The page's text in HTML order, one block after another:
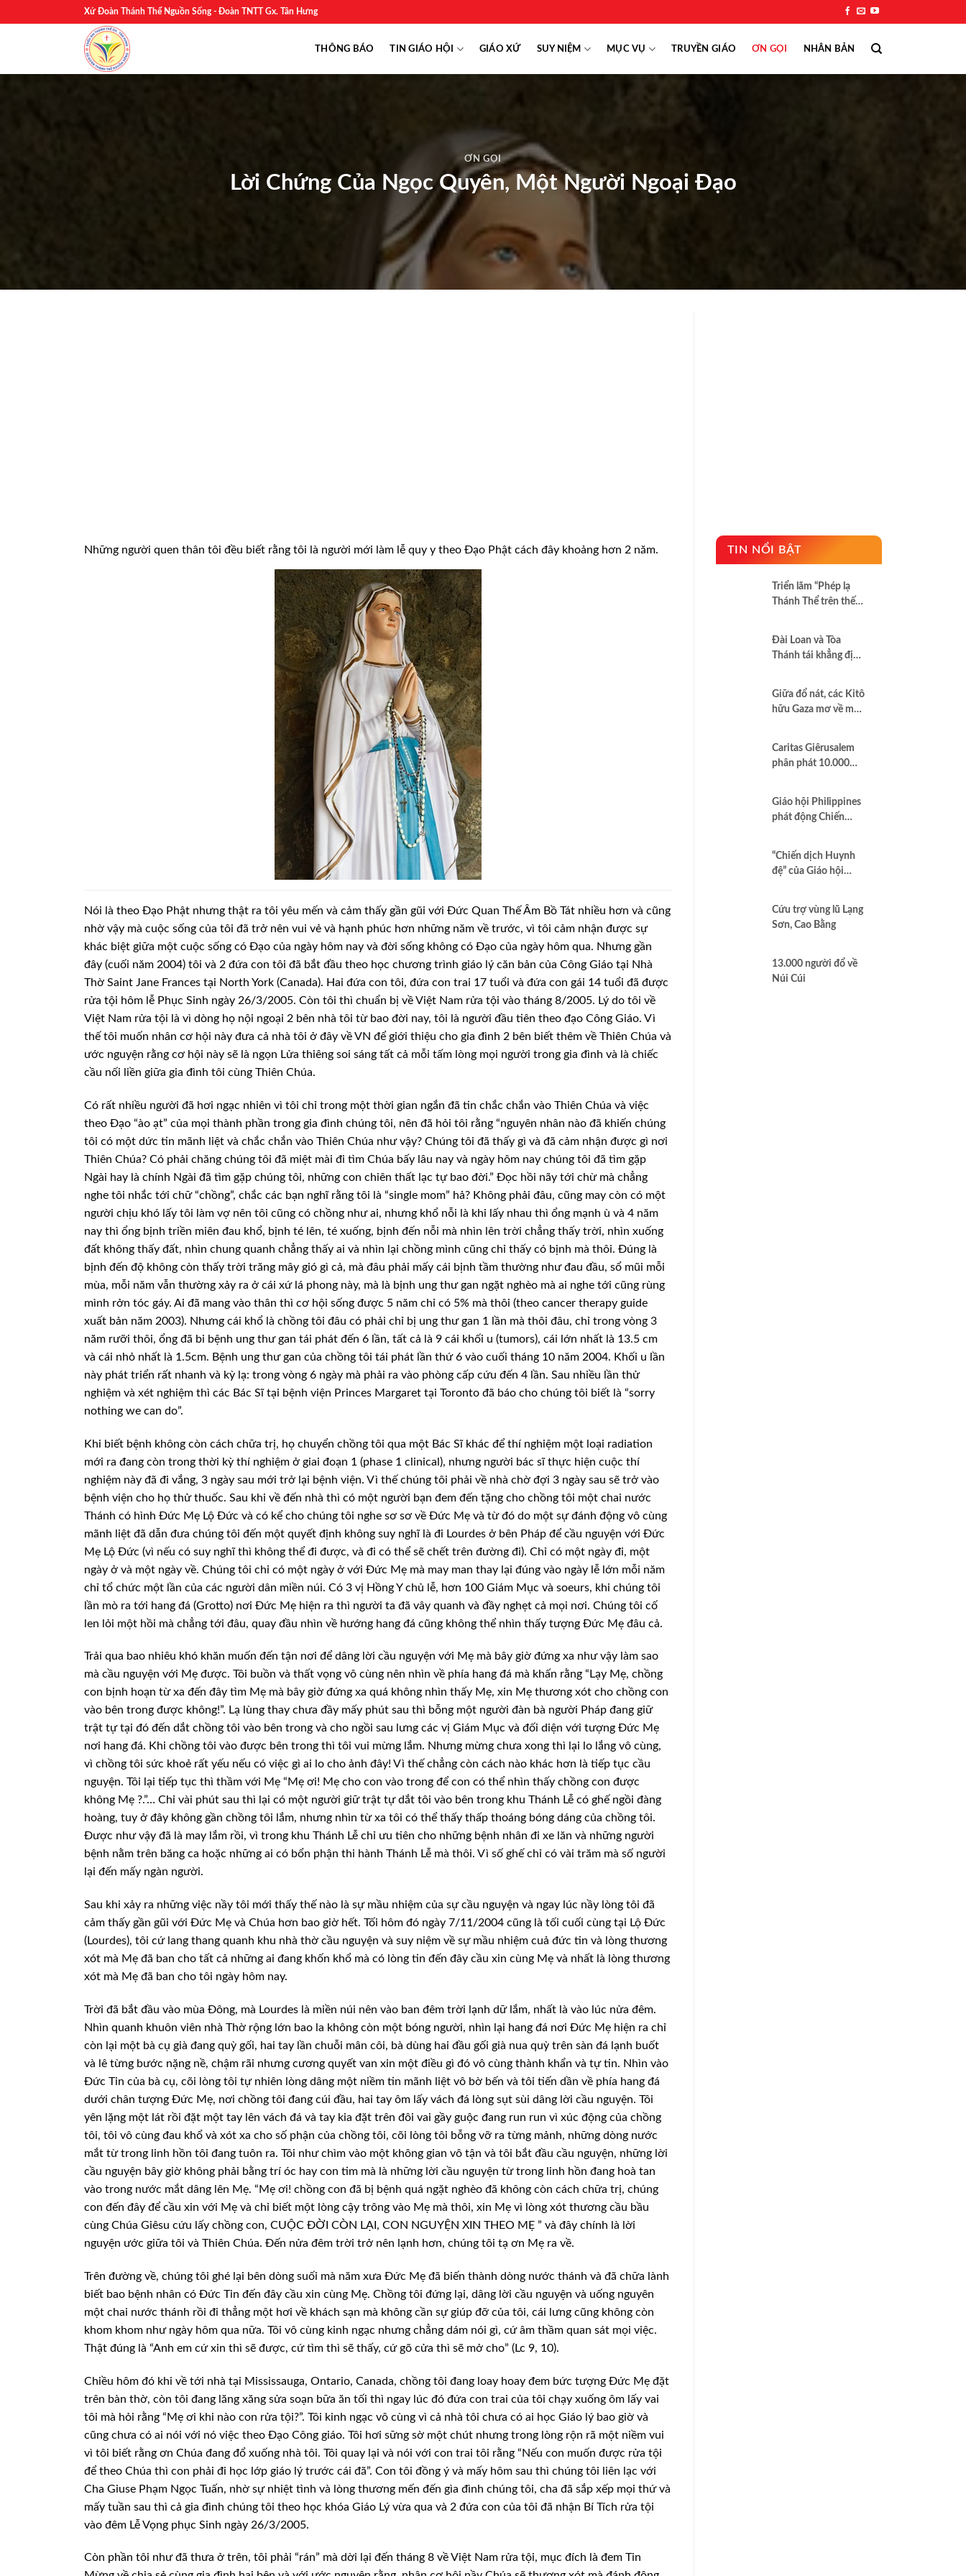
to
Xứ Đoàn Thánh Thể Nguồn Sống - Đoàn TNTT Gx. Tân Hưng
THÔNG BÁO TIN GIÁO HỘI GIÁO XỨ SUY NIỆM MỤC VỤ TRUYỀN GIÁO ƠN GỌI NHÂN BẢN
ƠN GỌI
Lời Chứng Của Ngọc Quyên, Một Người Ngoại Đạo
Những người quen thân tôi đều biết rằng tôi là người mới làm lễ quy y theo Đạo Phật cách đây khoảng hơn 2 năm.
Nói là theo Đạo Phật nhưng thật ra tôi yêu mến và cảm thấy gần gũi với Đức Quan Thế Âm Bồ Tát nhiều hơn và cũng
nhờ vậy mà cuộc sống của tôi đã trở nên vui vẻ và hạnh phúc hơn những năm về trước, vì tôi cảm nhận được sự
khác biệt giữa một cuộc sống có Đạo của ngày hôm nay và đời sống không có Đạo của ngày hôm qua. Nhưng gần
đây (cuối năm 2004) tôi và 2 đứa con tôi đã bắt đầu theo học chương trình giáo lý căn bản của Công Giáo tại Nhà
Thờ Saint Jane Frances tại North York (Canada). Hai đứa con tôi, đứa con trai 17 tuổi và đứa con gái 14 tuổi đã được
rửa tội hôm lễ Phục Sinh ngày 26/3/2005. Còn tôi thì chuẩn bị về Việt Nam rửa tội vào tháng 8/2005. Lý do tôi về
Việt Nam rửa tội là vì dòng họ nội ngoại 2 bên nhà tôi từ bao đời nay, tôi là người đầu tiên theo đạo Công Giáo. Vì
thế tôi muốn nhân cơ hội này đưa cả nhà tôi ở đây về VN để giới thiệu cho gia đình 2 bên biết thêm về Thiên Chúa và
ước nguyện rằng cơ hội này sẽ là ngọn Lửa thiêng soi sáng tất cả mỗi tấm lòng mọi người trong gia đình và là chiếc
cầu nối liền giữa gia đình tôi cùng Thiên Chúa.
Có rất nhiều người đã hơi ngạc nhiên vì tôi chỉ trong một thời gian ngắn đã tin chắc chắn vào Thiên Chúa và việc
theo Đạo “ào ạt” của mọi thành phần trong gia đình chúng tôi, nên đã hỏi tôi rằng “nguyên nhân nào đã khiến chúng
tôi có một dức tin mãnh liệt và chắc chắn vào Thiên Chúa như vậy? Chúng tôi đã thấy gì và đã cảm nhận được gì nơi
Thiên Chúa? Có phải chăng chúng tôi đã miệt mài đi tìm Chúa bấy lâu nay và ngày hôm nay chúng tôi đã tìm gặp
Ngài hay là chính Ngài đã tìm gặp chúng tôi, những con chiên thất lạc tự bao đời.” Đọc hồi nãy tới chừ mà chẳng
nghe tôi nhắc tới chữ “chồng”, chắc các bạn nghĩ rằng tôi là “single mom” hả? Không phải đâu, cũng may còn có một
người chịu khó lấy tôi làm vợ nên tôi cũng có chồng như ai, nhưng khổ nỗi là khi lấy nhau thì ổng mạnh ù và 4 năm
nay thì ổng bịnh triền miên đau khổ, bịnh té lên, té xuống, bịnh đến nỗi mà nhìn lên trời chẳng thấy trời, nhìn xuống
đất không thấy đất, nhìn chung quanh chẳng thấy ai và nhìn lại chồng mình cũng chỉ thấy có bịnh mà thôi. Đúng là
bịnh đến độ không còn thấy trời trăng mây gió gì cả, mà đâu phải mấy cái bịnh tầm thường như đau đầu, sổ mũi mỗi
mùa, mỗi năm vẫn thường xảy ra ở cái xứ lá phong này, mà là bịnh ung thư gan ngặt nghèo mà ai nghe tới cũng rùng
mình rởn tóc gáy. Ai đã mang vào thân thì cơ hội sống được 5 năm chỉ có 5% mà thôi (theo cancer therapy guide
xuất bản năm 2003). Nhưng cái khổ là chồng tôi đâu có phải chỉ bị ung thư gan 1 lần mà thôi đâu, chỉ trong vòng 3
năm rưỡi thôi, ổng đã bi bệnh ung thư gan tái phát đến 6 lần, tất cả là 9 cái khối u (tumors), cái lớn nhất là 13.5 cm
và cái nhỏ nhất là 1.5cm. Bệnh ung thư gan của chồng tôi tái phát lần thứ 6 vào cuối tháng 10 năm 2004. Khối u lần
này phát triển rất nhanh và kỳ lạ: trong vòng 6 ngày mà phải ra vào phòng cấp cứu đến 4 lần. Sau nhiều lần thử
nghiệm và xét nghiệm thì các Bác Sĩ tại bệnh viện Princes Margaret tại Toronto đã báo cho chúng tôi biết là “sorry
nothing we can do”.
Khi biết bệnh không còn cách chữa trị, họ chuyển chồng tôi qua một Bác Sĩ khác để thí nghiệm một loại radiation
mới ra đang còn trong thời kỳ thí nghiệm ở giai đoạn 1 (phase 1 clinical), nhưng người bác sĩ thực hiện cuộc thí
nghiệm này đã đi vắng, 3 ngày sau mới trở lại bệnh viện. Vì thế chúng tôi phải về nhà chờ đợi 3 ngày sau sẽ trở vào
bệnh viện cho họ thử thuốc. Sau khi về đến nhà thì có một người bạn đem đến tặng cho chồng tôi một chai nước
Thánh có hình Đức Mẹ Lộ Đức và có kể cho chúng tôi nghe sơ sơ về Đức Mẹ và từ đó do một sự đánh động vô cùng
mãnh liệt đã dẫn đưa chúng tôi đến một quyết định không suy nghĩ là đi Lourdes ở bên Pháp để cầu nguyện với Đức
Mẹ Lộ Đức (vì nếu có suy nghĩ thì không thể đi được, và đi có thể sẽ chết trên đường đi). Chỉ có một ngày đi, một
ngày ở và một ngày về. Chúng tôi chỉ có một ngày ở với Đức Mẹ mà may man thay lại đúng vào ngày lễ lớn mỗi năm
chỉ tổ chức một lần của các người dân miền núi. Có 3 vị Hồng Y chủ lễ, hơn 100 Giám Mục và soeurs, khi chúng tôi
lần mò ra tới hang đá (Grotto) nơi Đức Mẹ hiện ra thì người ta đã vây quanh và đầy nghẹt cả mọi nơi. Chúng tôi cố
len lỏi một hồi mà chẳng tới đâu, quay đầu nhìn về hướng hang đá cũng không thể nhìn thấy tượng Đức Mẹ đâu cả.
Trải qua bao nhiêu khó khăn muốn đến tận nơi để dâng lời cầu nguyện với Mẹ mà bây giờ đứng xa như vậy làm sao
mà cầu nguyện với Mẹ được. Tôi buồn và thất vọng vô cùng nên nhìn về phía hang đá mà khấn rằng “Lạy Mẹ, chồng
con bịnh hoạn từ xa đến đây tìm Mẹ mà bây giờ đứng xa quá không nhìn thấy Mẹ, xin Mẹ thương xót cho chồng con
vào bên trong được không!”. Lạ lùng thay chưa đầy mấy phút sau thì bỗng một người đàn bà người Pháp đang giữ
trật tự tại đó đến dắt chồng tôi vào bên trong và cho ngồi sau lưng các vị Giám Mục và đối diện với tượng Đức Mẹ
nơi hang đá. Khi chồng tôi vào được bên trong thì tôi vui mừng lắm. Nhưng mừng chưa xong thì lại lo lắng vô cùng,
vì chồng tôi sức khoẻ rất yếu nếu có việc gì ai lo cho ảnh đây! Vì thế chẳng còn cách nào khác hơn là tiếp tục cầu
nguyện. Tôi lại tiếp tục thì thầm với Mẹ “Mẹ ơi! Mẹ cho con vào trong để con có thể nhìn thấy chồng con được
không Mẹ ?.”… Chỉ vài phút sau thì lại có một người giữ trật tự dắt tôi vào bên trong khu Thánh Lễ có ghế ngồi đàng
hoàng, tuy ở đây không gần chồng tôi lắm, nhưng nhìn từ xa tôi có thể thấy thấp thoáng bóng dáng của chồng tôi.
Được như vậy đã là may lắm rồi, vì trong khu Thánh Lễ chỉ ưu tiên cho những bệnh nhân đi xe lăn và những người
bệnh nằm trên băng ca hoặc những ai có bổn phận thi hành Thánh Lễ mà thôi. Vì số ghế chỉ có vài trăm mà số người
lại đến mấy ngàn người.
Sau khi xảy ra những việc nầy tôi mới thấy thế nào là sự mầu nhiệm của sự cầu nguyện và ngay lúc nầy lòng tôi đã
cảm thấy gần gũi với Đức Mẹ và Chúa hơn bao giờ hết. Tối hôm đó ngày 7/11/2004 cũng là tối cuối cùng tại Lộ Đức
(Lourdes), tôi cứ lang thang quanh khu nhà thờ cầu nguyện và suy niệm về sự mầu nhiệm cuả đức tin và lòng thương
xót mà Mẹ đã ban cho tất cả những ai đang khốn khổ mà có lòng tin đến đây cầu xin cùng Mẹ và nhất là lòng thương
xót mà Mẹ đã ban cho tôi ngày hôm nay.
Trời đã bắt đầu vào mùa Đông, mà Lourdes là miền núi nên vào ban đêm trời lạnh dữ lắm, nhất là vào lúc nửa đêm.
Nhìn quanh khuôn viên nhà Thờ rộng lớn bao la không còn một bóng người, nhìn lại hang đá nơi Đức Mẹ hiện ra chỉ
còn lại một bà cụ già đang quỳ gối, hai tay lần chuỗi mân côi, bà dùng hai đầu gối già nua quỳ trên sàn đá lạnh buốt
và lê từng bước nặng nề, chậm rãi nhưng cương quyết van xin một điều gì đó vô cùng thành khẩn và tự tin. Nhìn vào
Đức Tin của bà cụ, cõi lòng tôi tự nhiên lòng dâng một niềm tin mãnh liệt vô bờ bến và tôi tiến dần về phía hang đá
dưới chân tượng Đức Mẹ, nơi chồng tôi đang cúi đầu, hai tay ôm lấy vách đá lòng sụt sùi dâng lời cầu nguyện. Tôi
yên lặng một lát rồi đặt một tay lên vách đá và tay kia đặt trên đôi vai gầy guộc đang run run vì xúc động của chồng
tôi, tôi vô cùng đau khổ và xót xa cho số phận của chồng tôi, cõi lòng tôi bỗng vỡ ra từng mảnh, những dòng nước
mắt từ trong linh hồn tôi đang tuôn ra. Tôi như chìm vào một không gian vô tận và tôi bắt đầu cầu nguyện, những lời
cầu nguyện bây giờ không phải bằng trí óc hay con tim mà là những lời cầu nguyện từ trong linh hồn đang hoà tan
vào trong nước mắt dâng lên Mẹ. “Mẹ ơi! chồng con đã bị bệnh quá ngặt nghèo đã không còn cách chữa trị, chúng
con đến đây để cầu xin với Mẹ và chỉ biết một lòng cậy trông vào Mẹ mà thôi, xin Mẹ vì lòng xót thương cầu bầu
cùng Chúa Giêsu cứu lấy chồng con, CUỘC ĐỜI CÒN LẠI, CON NGUYỆN XIN THEO MẸ ” và đây chính là lời
nguyện ước giữa tôi và Thiên Chúa. Đến nửa đêm trời trở nên lạnh hơn, chúng tôi tạ ơn Mẹ ra về.
Trên đường về, chúng tôi ghé lại bên dòng suối mà năm xưa Đức Mẹ đã biến thành dòng nước thánh và đã chữa lành
biết bao bệnh nhân có Đức Tin đến đây cầu xin cùng Mẹ. Chồng tôi đứng lại, dâng lời cầu nguyện và uống nguyên
một chai nước thánh rồi đi thẳng một hơi về khách sạn mà không cần sự giúp đỡ của tôi, cái lưng cũng không còn
khom khom như ngày hôm qua nữa. Tôi vô cùng kinh ngạc nhưng chẳng dám nói gì, cứ âm thầm quan sát mọi việc.
Thật đúng là “Anh em cứ xin thì sẽ được, cứ tìm thì sẽ thấy, cứ gõ cửa thì sẽ mở cho” (Lc 9, 10).
Chiều hôm đó khi về tới nhà tại Mississauga, Ontario, Canada, chồng tôi đang loay hoay đem bức tượng Đức Mẹ đặt
trên bàn thờ, còn tôi đang lăng xăng sửa soạn bữa ăn tối thì ngay lúc đó đứa con trai của tôi chạy xuống ôm lấy vai
tôi mà hỏi rằng “Mẹ ơi khi nào con rửa tội?”. Tôi kinh ngạc vô cùng vì cả nhà tôi chưa có ai học Giáo lý bao giờ và
cũng chưa có ai nói với nó việc theo Đạo Công giáo. Tôi hơi sững sờ một chút nhưng trong lòng rộn rã một niềm vui
vì tôi biết rằng ơn Chúa đang đổ xuống nhà tôi. Tôi quay lại và nói với con trai tôi rằng “Nếu con muốn được rửa tội
để theo Chúa thì con phải đi học lớp giáo lý trước cái đã”. Con tôi đồng ý và mấy hôm sau thì chúng tôi liên lạc với
Cha Giuse Phạm Ngọc Tuấn, nhờ sự nhiệt tình và lòng thương mến đến gìa đình chúng tôi, cha đã sắp xếp mọi thứ và
mấy tuần sau thì cả gia đình chúng tôi theo học khóa Giáo Lý vừa qua và 2 đứa con của tôi đã nhận Bí Tích rửa tội
vào đêm Lễ Vọng phục Sinh ngày 26/3/2005.
Còn phần tôi như đã thưa ở trên, tôi phải “rán” mà dời lại đến tháng 8 về Việt Nam rửa tội, mục đích là đem Tin
TIN NỔI BẬT
Triển lãm “Phép lạ
Thánh Thể trên thế
Đài Loan và Tòa
Thánh tái khẳng định
hòa bình và dân chủ
Giữa đổ nát, các Kitô
hữu Gaza mơ về một
Caritas Giêrusalem
phân phát 10.000
tại Dải Gaza
Giáo hội Philippines
phát động Chiến
chống tham nhũng
và cầu nguyện cho
quốc gia
“Chiến dịch Huynh
đệ” của Giáo hội
cao nhất của Bác ái
Cứu trợ vùng lũ Lạng
Sơn, Cao Bằng
13.000 người đổ về
Núi Cúi